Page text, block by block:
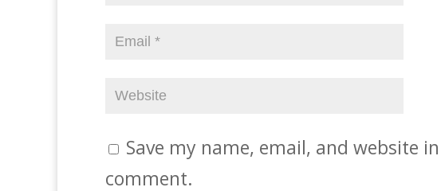
Save my name, email, and website
comment.